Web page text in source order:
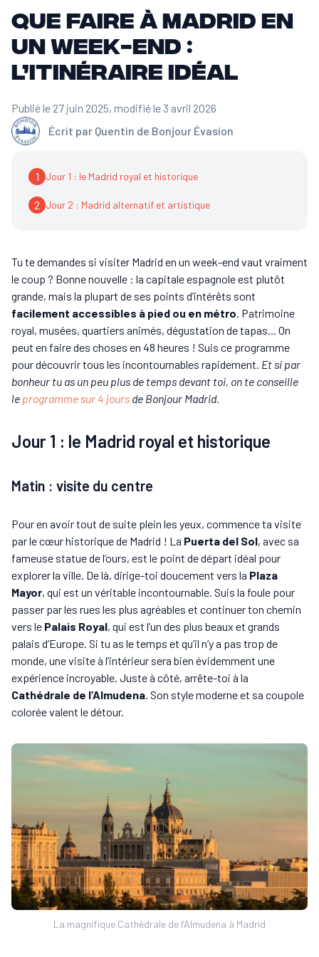
Que faire à Madrid en
un week-end :
l’itinéraire idéal
Écrit par Quentin de Bonjour Évasion
Publié le 27 juin 2025, modifié le 3 avril 2026
1 Jour 1 : le Madrid royal et historique
2 Jour 2 : Madrid alternatif et artistique
Tu te demandes si visiter Madrid en un week-end vaut vraiment
le coup ? Bonne nouvelle : la capitale espagnole est plutôt
grande, mais la plupart de ses points d’intérêts sont
facilement accessibles à pied ou en métro. Patrimoine
royal, musées, quartiers animés, dégustation de tapas... On
peut en faire des choses en 48 heures ! Suis ce programme
pour découvrir tous les incontournables rapidement. Et si par
bonheur tu as un peu plus de temps devant toi, on te conseille
le programme sur 4 jours de Bonjour Madrid.
Jour 1 : le Madrid royal et historique
Matin : visite du centre
Pour en avoir tout de suite plein les yeux, commence ta visite
par le cœur historique de Madrid ! La Puerta del Sol, avec sa
fameuse statue de l’ours, est le point de départ idéal pour
explorer la ville. De là, dirige-toi doucement vers la Plaza
Mayor, qui est un véritable incontournable. Suis la foule pour
passer par les rues les plus agréables et continuer ton chemin
vers le Palais Royal, qui est l’un des plus beaux et grands
palais d’Europe. Si tu as le temps et qu’il n’y a pas trop de
monde, une visite à l’intérieur sera bien évidemment une
expérience incroyable. Juste à côté, arrête-toi à la
Cathédrale de l’Almudena. Son style moderne et sa coupole
colorée valent le détour.
La magnifique Cathédrale de l’Almudena à Madrid